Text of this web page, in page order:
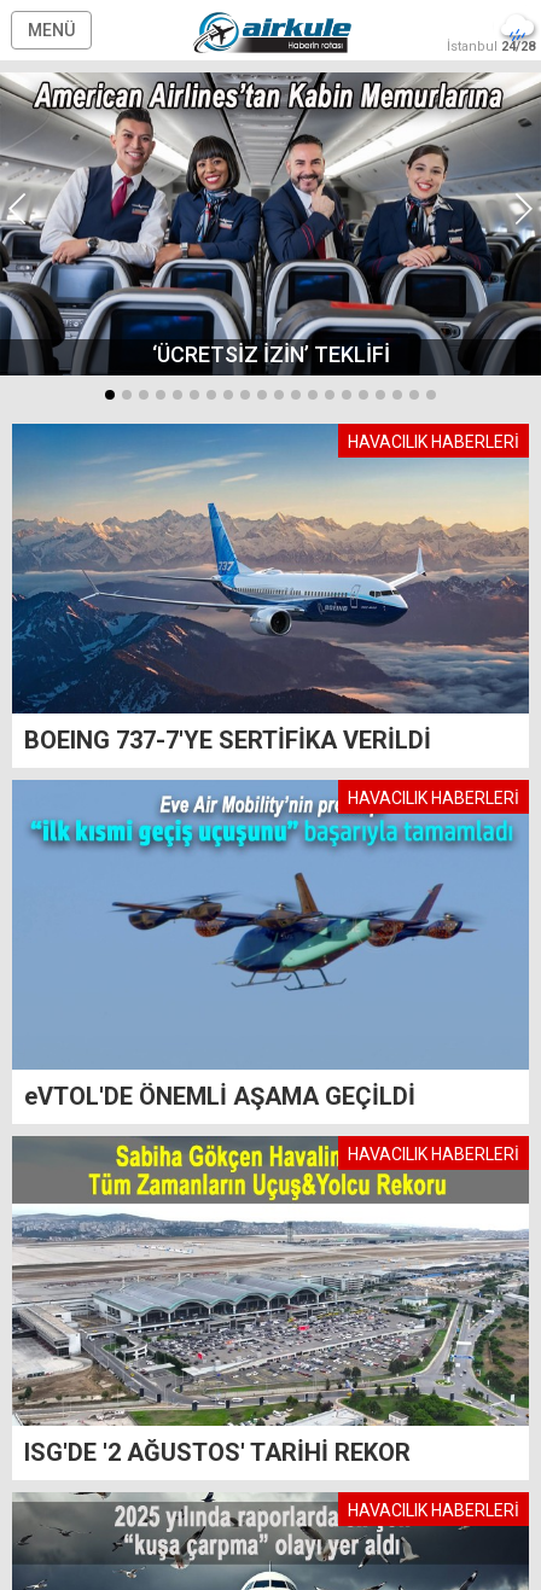
MENÜ
İstanbul 24/28
‘ÜCRETSİZ İZİN’ TEKLİFİ
HAVACILIK HABERLERİ
BOEING 737-7'YE SERTİFİKA VERİLDİ
HAVACILIK HABERLERİ
eVTOL'DE ÖNEMLİ AŞAMA GEÇİLDİ
HAVACILIK HABERLERİ
ISG'DE '2 AĞUSTOS' TARİHİ REKOR
HAVACILIK HABERLERİ